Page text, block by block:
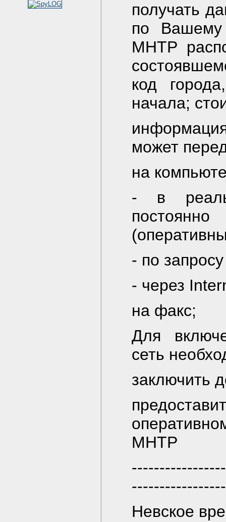
получать
по
МНТР
код
начала;
может
на
- в
- по
- через
на факс;
Для
сеть
заключить
МНТР
Невское